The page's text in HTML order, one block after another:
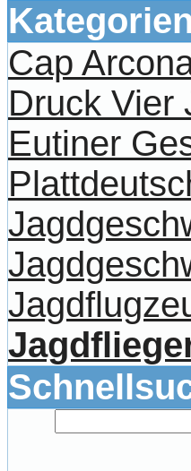
Kategorien
Cap
Druck Vier
Eutiner